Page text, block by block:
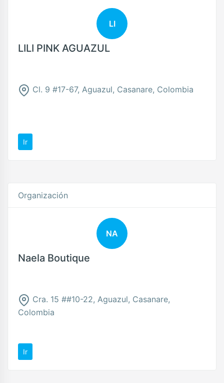
LI
LILI PINK AGUAZUL
Cl. 9 #17-67, Aguazul, Casanare, Colombia
Ir
Organización
NA
Naela Boutique
Cra. 15 ##10-22, Aguazul, Casanare,
Colombia
Ir